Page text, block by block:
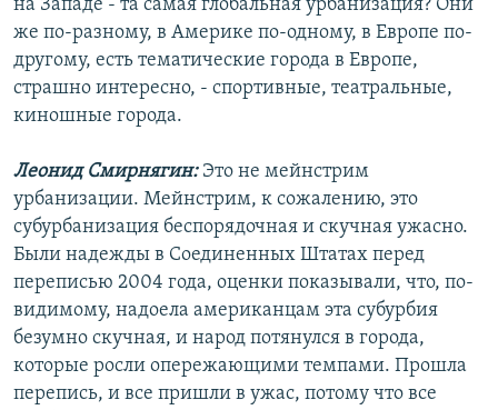
на Западе - та самая глобальная урбанизация? Они
же по-разному, в Америке по-одному, в Европе по-
другому, есть тематические города в Европе,
страшно интересно, - спортивные, театральные,
киношные города.
Леонид Смирнягин:Это не мейнстрим
урбанизации. Мейнстрим, к сожалению, это
субурбанизация беспорядочная и скучная ужасно.
Были надежды в Соединенных Штатах перед
переписью 2004 года, оценки показывали, что, по-
видимому, надоела американцам эта субурбия
безумно скучная, и народ потянулся в города,
которые росли опережающими темпами. Прошла
перепись, и все пришли в ужас, потому что все